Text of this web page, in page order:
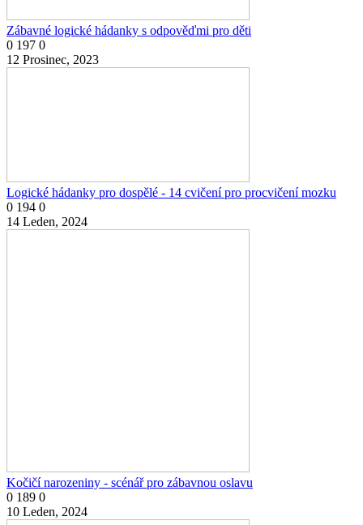
Zábavné logické hádanky s odpověďmi pro děti
0 197 0
12 Prosinec, 2023
Logické hádanky pro dospělé - 14 cvičení pro procvičení mozku
0 194 0
14 Leden, 2024
Kočičí narozeniny - scénář pro zábavnou oslavu
0 189 0
10 Leden, 2024